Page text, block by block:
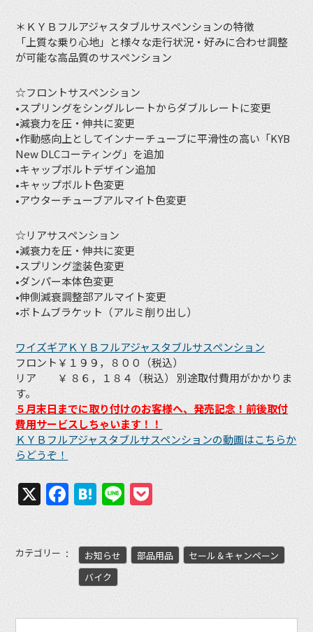
＊ＫＹＢフルアジャスタブルサスペンションの特徴
「上質な乗り心地」と様々な走行状況・好みに合わせ調整
が可能な高品質のサスペンション
☆フロントサスペンション
•スプリングをシングルレートからダブルレートに変更
•減衰力を圧・伸共に変更
•作動感向上としてインナーチューブに平滑性の高い「KYB
New DLCコーティング」を追加
•キャップボルトデザイン追加
•キャップボルト色変更
•アウターチューブアルマイト色変更
☆リアサスペンション
•減衰力を圧・伸共に変更
•スプリング塗装色変更
•ダンパー本体色変更
•伸側減衰調整部アルマイト変更
•ボトムブラケット（アルミ削り出し）
ワイズギアＫＹＢフルアジャスタブルサスペンション
フロント￥１９９，８００（税込）
リア ￥ ８６，１８４（税込） 別途取付費用がかかりま
す。
５月末日までに取り付けのお客様へ、発売記念！前後取付
費用サービスしちゃいます！！
ＫＹＢフルアジャスタブルサスペンションの動画はこちらか
らどうぞ！
X Facebook
Hatena
Line
カテゴリー お知らせ 部品用品
セール＆キャンペーン
バイク